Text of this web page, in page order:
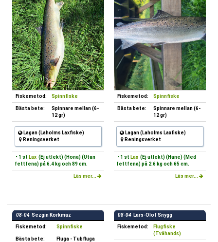
Fiskemetod: Spinnfiske
Bästa bete:
Spinnare mellan (6-
12 gr)
Lagan (Laholms Laxfiske)
Reningsverket
• 1 st Lax (Ej utlekt) (Hona) (Utan
fettfena) på 6.4 kg och 89 cm.
Läs mer...
Fiskemetod: Spinnfiske
Bästa bete:
Spinnare mellan (6-
12 gr)
Lagan (Laholms Laxfiske)
Reningsverket
• 1 st Lax (Ej utlekt) (Hane) (Med
fettfena) på 2.6 kg och 65 cm.
Läs mer...
08-04 Sezgin Korkmaz
Fiskemetod: Spinnfiske
Bästa bete: Fluga - Tubfluga
08-04 Lars-Olof Snygg
Fiskemetod:
Flugfiske
(Tvåhands)